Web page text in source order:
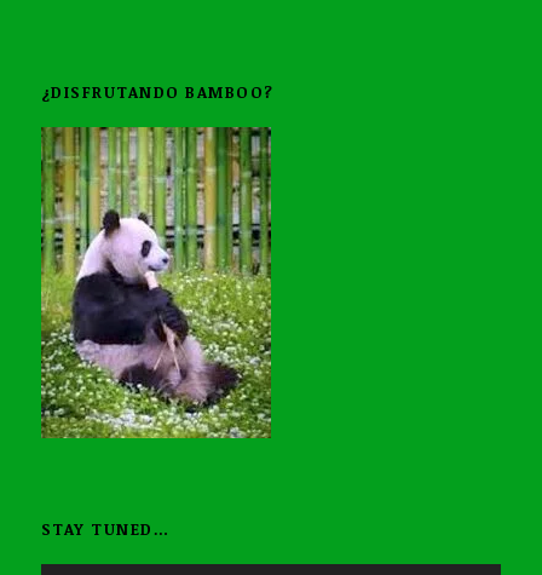
¿DISFRUTANDO BAMBOO?
STAY TUNED…